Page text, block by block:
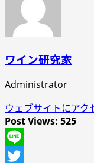
ワイン研究家
Administrator
ウェブサイトにアク
Post Views: 525
Line